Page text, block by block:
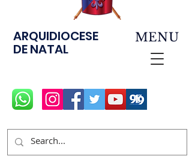
ARQUIDIOCESE
DE NATAL
MENU